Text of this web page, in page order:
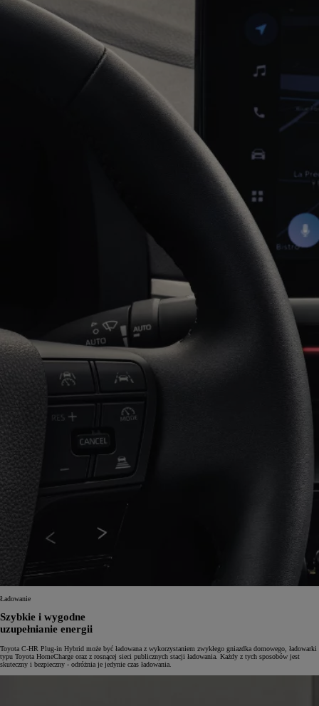
Ładowanie
Szybkie i wygodne
uzupełnianie energii
Toyota C-HR Plug-in Hybrid może być ładowana z wykorzystaniem zwykłego gniazdka domowego, ładowarki
typu Toyota HomeCharge oraz z rosnącej sieci publicznych stacji ładowania. Każdy z tych sposobów jest
skuteczny i bezpieczny - odróżnia je jedynie czas ładowania.